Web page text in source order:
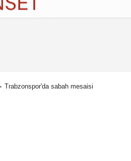
Çerez Politikası
Trabzonspor'da sabah mesaisi